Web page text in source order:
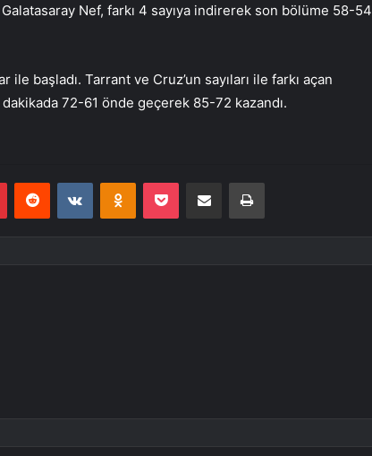
Nef, farkı 4 sayıya indirerek son bölüme 58-54
ile başladı. Tarrant ve Cruz’un sayıları ile farkı açan
72-61 önde geçerek 85-72 kazandı.
PinterestReddit VKontakteOdnoklassniki
Pocket E-Posta ile paylaş Yazdır